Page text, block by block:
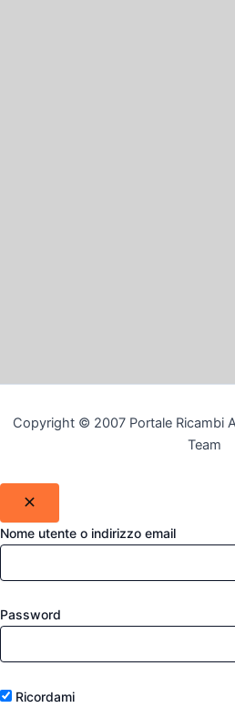
Copyright © 2007 Portale Ricambi
Team
Nome utente o indirizzo email
Password
Ricordami